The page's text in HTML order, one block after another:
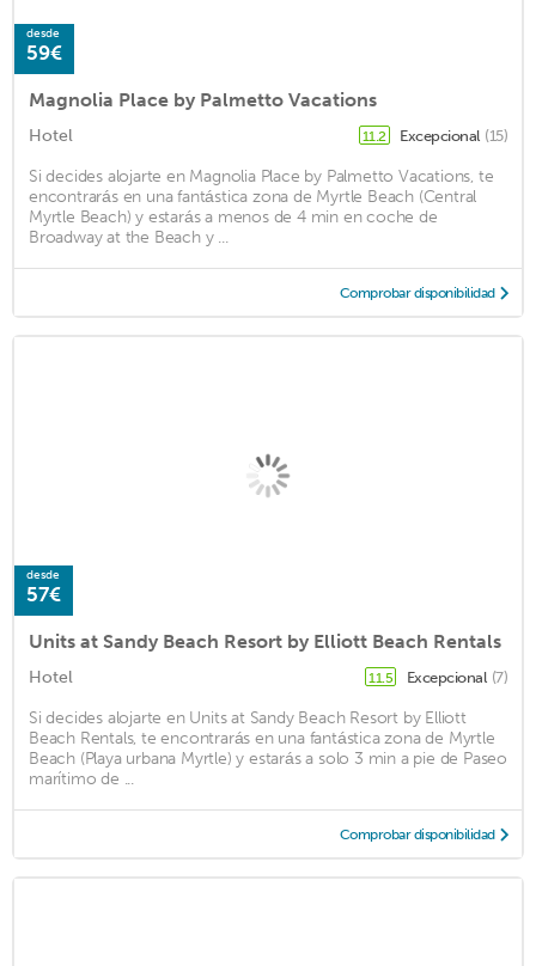
desde
59€
Magnolia Place by Palmetto Vacations
Hotel 11.2 Excepcional (15)
Si decides alojarte en Magnolia Place by Palmetto Vacations, te
encontrarás en una fantástica zona de Myrtle Beach (Central
Myrtle Beach) y estarás a menos de 4 min en coche de
Broadway at the Beach y ...
Comprobar disponibilidad
desde
57€
Units at Sandy Beach Resort by Elliott Beach Rentals
Hotel 11.5 Excepcional (7)
Si decides alojarte en Units at Sandy Beach Resort by Elliott
Beach Rentals, te encontrarás en una fantástica zona de Myrtle
Beach (Playa urbana Myrtle) y estarás a solo 3 min a pie de Paseo
marítimo de ...
Comprobar disponibilidad